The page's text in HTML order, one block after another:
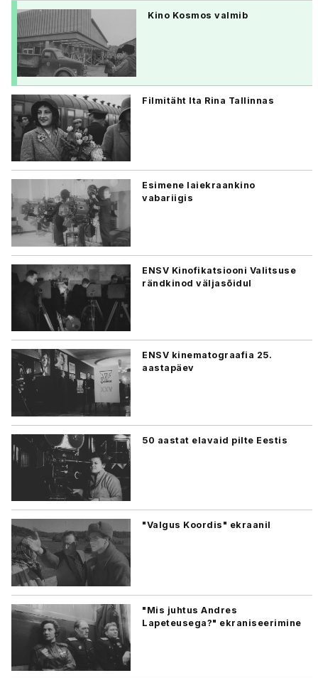
Kino Kosmos valmib
Filmitäht Ita Rina Tallinnas
Esimene laiekraankino
vabariigis
ENSV Kinofikatsiooni Valitsuse
rändkinod väljasõidul
ENSV kinematograafia 25.
aastapäev
50 aastat elavaid pilte Eestis
"Valgus Koordis" ekraanil
"Mis juhtus Andres
Lapeteusega?" ekraniseerimine